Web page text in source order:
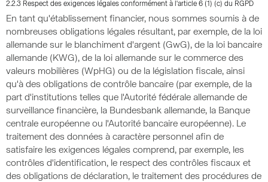
2.2.3 Respect des exigences légales conformément à l'article 6 (1) (c) du RGPD
En tant qu'établissement financier, nous sommes soumis à de
nombreuses obligations légales résultant, par exemple, de la loi
allemande sur le blanchiment d'argent (GwG), de la loi bancaire
allemande (KWG), de la loi allemande sur le commerce des
valeurs mobilières (WpHG) ou de la législation fiscale, ainsi
qu'à des obligations de contrôle bancaire (par exemple, de la
part d'institutions telles que l'Autorité fédérale allemande de
surveillance financière, la Bundesbank allemande, la Banque
centrale européenne ou l'Autorité bancaire européenne). Le
traitement des données à caractère personnel afin de
satisfaire les exigences légales comprend, par exemple, les
contrôles d'identification, le respect des contrôles fiscaux et
des obligations de déclaration, le traitement des procédures de